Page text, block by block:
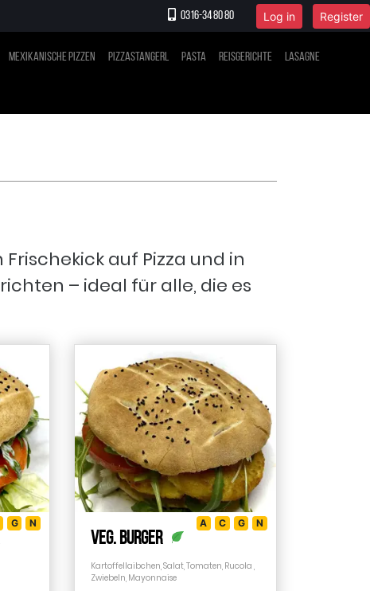
0316-34 80 80 Log in Register
Mexikanische Pizzen Pizzastangerl Pasta Reisgerichte Lasagne
auf Pizza und in
– ideal für alle, die es
G N
Veg. Burger
A C G N
Kartoffellaibchen, Salat, Tomaten, Rucola ,
Zwiebeln, Mayonnaise